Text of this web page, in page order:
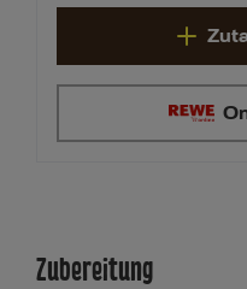
Zubereitung